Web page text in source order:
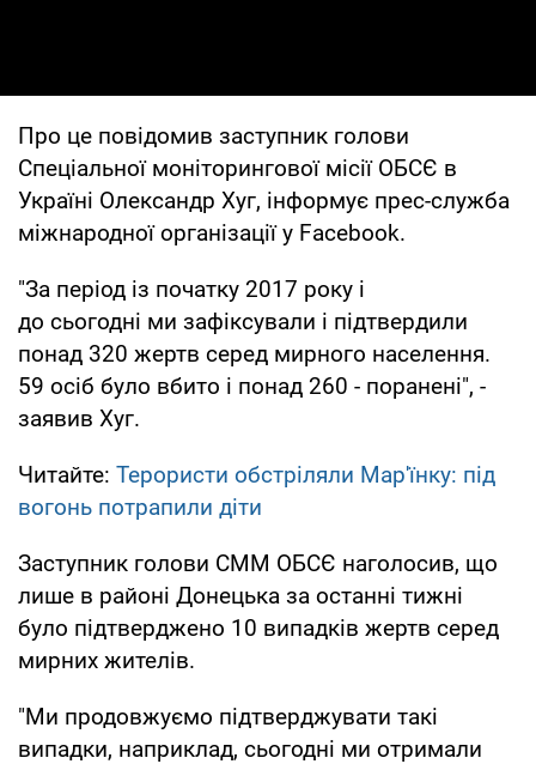
Про це повідомив заступник голови
Спеціальної моніторингової місії ОБСЄ в
Україні Олександр Хуг, інформує прес-служба
міжнародної організації у Facebook.
"За період із початку 2017 року і
до сьогодні ми зафіксували і підтвердили
понад 320 жертв серед мирного населення.
59 осіб було вбито і понад 260 - поранені", -
заявив Хуг.
Читайте: Терористи обстріляли Мар'їнку: під
вогонь потрапили діти
Заступник голови СММ ОБСЄ наголосив, що
лише в районі Донецька за останні тижні
було підтверджено 10 випадків жертв серед
мирних жителів.
"Ми продовжуємо підтверджувати такі
випадки, наприклад, сьогодні ми отримали